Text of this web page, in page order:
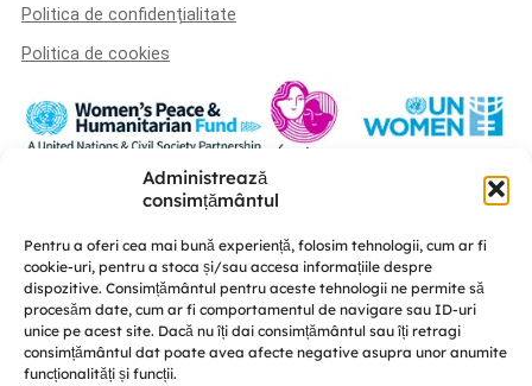
Administrează
consimțământul
Pentru a oferi cea mai bună experiență, folosim tehnologii, cum ar fi
cookie-uri, pentru a stoca și/sau accesa informațiile despre
dispozitive. Consimțământul pentru aceste tehnologii ne permite să
procesăm date, cum ar fi comportamentul de navigare sau ID-uri
unice pe acest site. Dacă nu îți dai consimțământul sau îți retragi
consimțământul dat poate avea afecte negative asupra unor anumite
funcționalități și funcții.
Politica de confidențialitate
Politica de cookies
Această platformă a fost realizată în cadrul proiectului „U-POWER –
consolidare a păcii” este implementat de A.O. „Femei pentru Femei” în
parteneriat cu Centrul de educație nonformală „Diversitate” și CRISP –
Conflict Simulation, cu susținerea UN Women Moldova și finanțat de Fondul
Femeilor pentru Pace și Asistență Umanitară.